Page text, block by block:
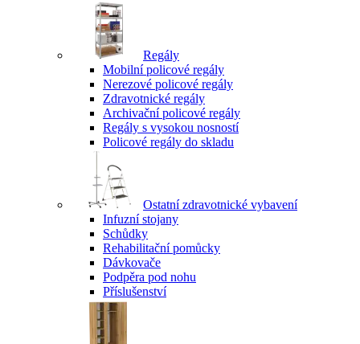
Regály
Mobilní policové regály
Nerezové policové regály
Zdravotnické regály
Archivační policové regály
Regály s vysokou nosností
Policové regály do skladu
Ostatní zdravotnické vybavení
Infuzní stojany
Schůdky
Rehabilitační pomůcky
Dávkovače
Podpěra pod nohu
Příslušenství